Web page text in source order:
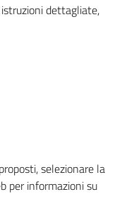
dettagliate,
selezionare la
per informazioni su